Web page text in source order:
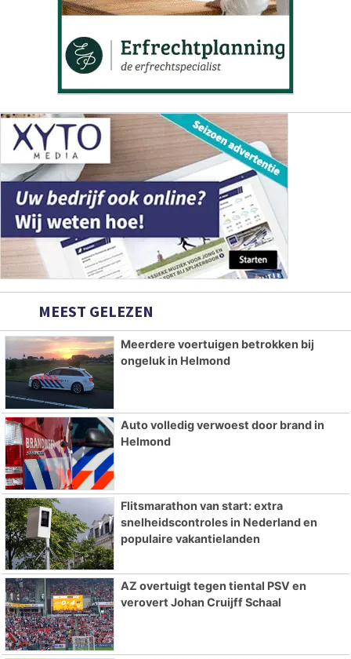
MEEST GELEZEN
Meerdere voertuigen betrokken bij
ongeluk in Helmond
Auto volledig verwoest door brand in
Helmond
Flitsmarathon van start: extra
snelheidscontroles in Nederland en
populaire vakantielanden
AZ overtuigt tegen tiental PSV en
verovert Johan Cruijff Schaal